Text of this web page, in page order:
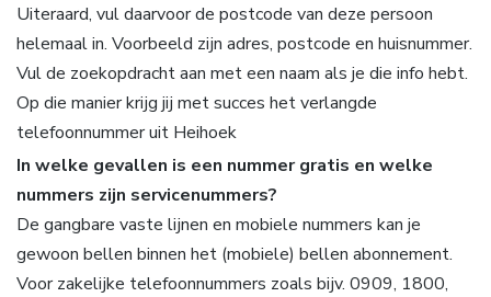
Uiteraard, vul daarvoor de postcode van deze persoon
helemaal in. Voorbeeld zijn adres, postcode en huisnummer.
Vul de zoekopdracht aan met een naam als je die info hebt.
Op die manier krijg jij met succes het verlangde
telefoonnummer uit Heihoek
In welke gevallen is een nummer gratis en welke
nummers zijn servicenummers?
De gangbare vaste lijnen en mobiele nummers kan je
gewoon bellen binnen het (mobiele) bellen abonnement.
Voor zakelijke telefoonnummers zoals bijv. 0909, 1800,